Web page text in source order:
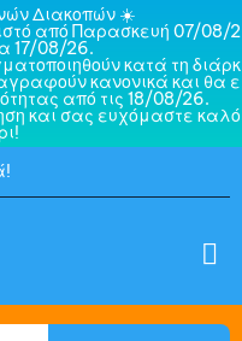
Διακοπών ☀️
από Παρασκευή 07/08/2
17/08/26.
κατά τη διάρκ
κανονικά και θα ε
από τις 18/08/26.
και σας ευχόμαστε καλό